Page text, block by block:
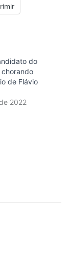
do
chorando
de Flávio
2022